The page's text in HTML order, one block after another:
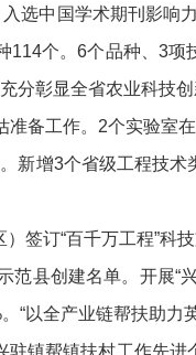
选中国学术期刊影响
114个。6个品种、3
分彰显全省农业科技创
备工作。2个实验室
新增3个省级工程技
签订“百千万工程”科
县创建名单。开展“
以全产业链帮扶助力
镇帮镇扶村工作先